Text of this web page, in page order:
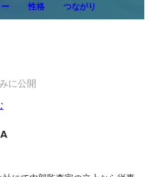
性格 つながり
に公開